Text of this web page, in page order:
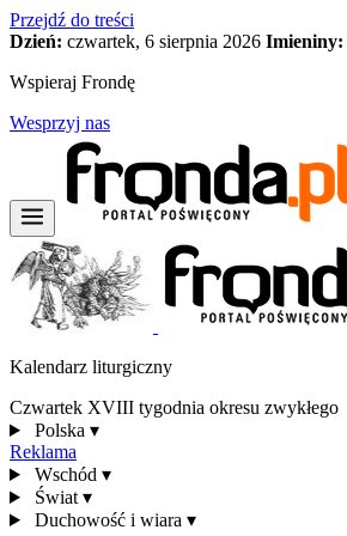
Przejdź do treści
Dzień: czwartek, 6 sierpnia 2026 Imieniny:
Wspieraj Frondę
Wesprzyj nas
Kalendarz liturgiczny
Czwartek XVIII tygodnia okresu zwykłego
Polska ▾
Reklama
Wschód ▾
Świat ▾
Duchowość i wiara ▾